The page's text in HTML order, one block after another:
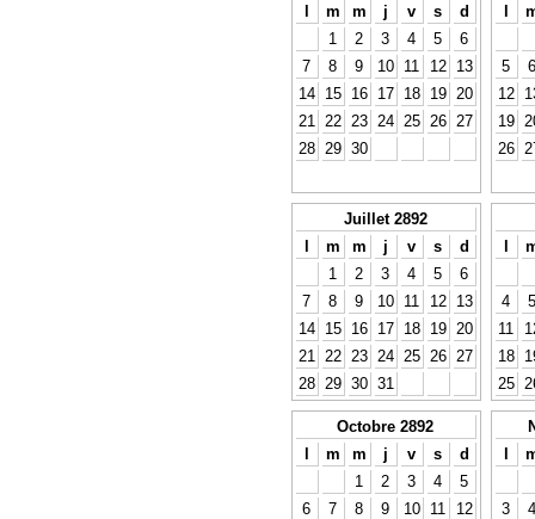
l
m m j v s
d
1
2 3 4 5
6
7
8 9 10 11 12
13
14
15 16 17 18 19
20
21
22 23 24 25 26
27
28
29 30
l
5
6
12
19
26
Juillet 2892
l
m m j v s
d
1
2 3 4 5
6
7
8 9 10 11 12
13
14
15 16 17 18 19
20
21
22 23 24 25 26
27
28
29 30 31
l
4
5
11
18
25
Octobre 2892
l
m m j v s
d
1
2 3 4
5
6
7 8 9 10 11
12
l
3
4